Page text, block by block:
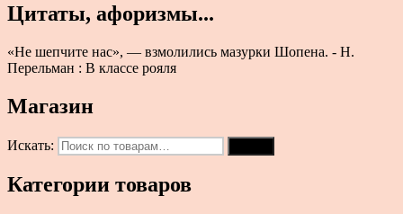
Цитаты, афоризмы...
«Не шепчите нас», — взмолились мазурки Шопена. - Н.
Перельман : В классе рояля
Магазин
Искать:
Категории товаров